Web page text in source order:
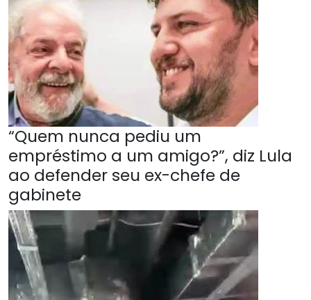
“Quem nunca pediu um
empréstimo a um amigo?”, diz Lula
ao defender seu ex-chefe de
gabinete